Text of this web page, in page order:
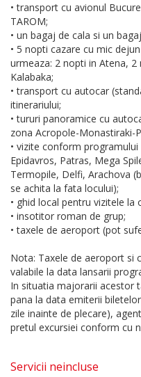
• transport cu avionul
TAROM;
• un bagaj de cala si un
• 5 nopti cazare cu mic
urmeaza: 2 nopti in Atena,
Kalabaka;
• transport cu autocar
itinerariului;
• tururi panoramice cu
zona Acropole-Monastiraki-
• vizite conform
Epidavros, Patras, Mega
Termopile, Delfi, Arachova
se achita la fata locului);
• ghid local pentru vizitele la
• insotitor roman de grup;
• taxele de aeroport (pot
Nota: Taxele de aeroport si
valabile la data lansarii
In situatia majorarii acestor
pana la data emiterii
zile inainte de plecare),
pretul excursiei conform cu
Servicii neincluse